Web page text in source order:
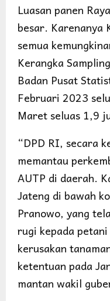
Luasan panen
besar. Karenanya
semua
Kerangka
Badan Pusat
Februari 2023
Maret seluas 1,9
“DPD RI, secara
memantau
AUTP di daerah.
Jateng di bawah
Pranowo, yang
rugi kepada
kerusakan
ketentuan pada
mantan wakil